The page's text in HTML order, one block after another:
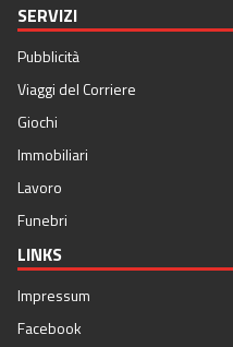
SERVIZI
Pubblicità
Viaggi del Corriere
Giochi
Immobiliari
Lavoro
Funebri
LINKS
Impressum
Facebook